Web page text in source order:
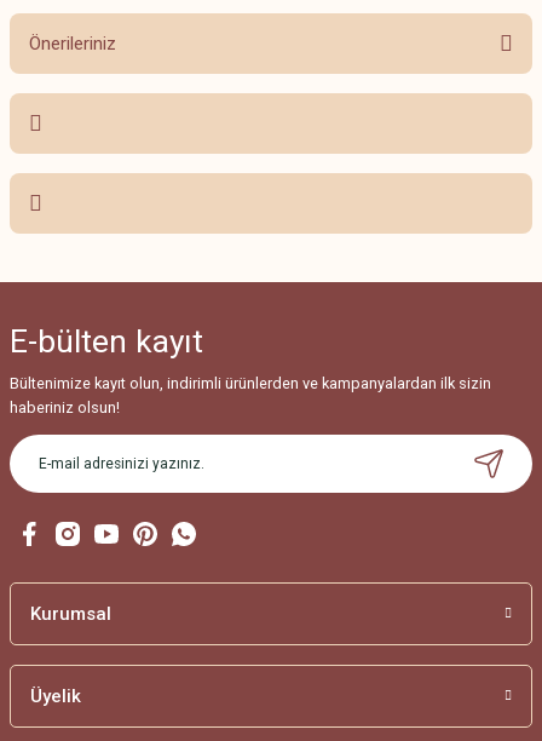
Önerileriniz
Bu ürünün fiyat bilgisi, resim, ürün açıklamalarında ve diğer konularda
yetersiz gördüğünüz noktaları öneri formunu kullanarak tarafımıza
iletebilirsiniz.
Ürün fiyatı diğer sitelerden daha pahalı.
Bu ürüne benzer farklı alternatifler olmalı.
E-bülten kayıt
Bültenimize kayıt olun, indirimli ürünlerden ve kampanyalardan ilk sizin
haberiniz olsun!
Kurumsal
Üyelik